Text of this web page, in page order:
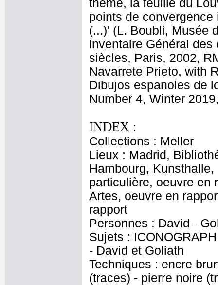
thème, la feuille du
points de
(...)' (L. Boubli, Musée
inventaire Général
siècles, Paris, 2002,
Navarrete Prieto, with
Dibujos espanoles de
Number 4, Winter
INDEX :
Collections : Meller
Lieux : Madrid,
Hambourg,
particulière, oeuvre en
Artes, oeuvre en
rapport
Personnes : David -
Sujets :
- David et Goliath
Techniques : encre
(traces) - pierre noire